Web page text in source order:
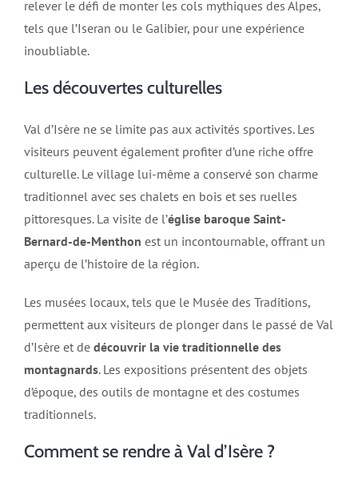
relever le défi de monter les cols mythiques des Alpes,
tels que l’Iseran ou le Galibier, pour une expérience
inoubliable.
Les découvertes culturelles
Val d’Isère ne se limite pas aux activités sportives. Les
visiteurs peuvent également profiter d’une riche offre
culturelle. Le village lui-même a conservé son charme
traditionnel avec ses chalets en bois et ses ruelles
pittoresques. La visite de l’église baroque Saint-
Bernard-de-Menthon est un incontournable, offrant un
aperçu de l’histoire de la région.
Les musées locaux, tels que le Musée des Traditions,
permettent aux visiteurs de plonger dans le passé de Val
d’Isère et de découvrir la vie traditionnelle des
montagnards. Les expositions présentent des objets
d’époque, des outils de montagne et des costumes
traditionnels.
Comment se rendre à Val d’Isère ?